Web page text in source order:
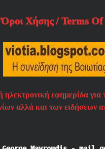
Όροι Χήσης / Terms Of
ηλεκτρονική εφημερίδα για
αλλά και των ειδήσεων